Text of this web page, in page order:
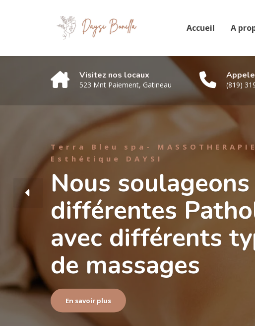
Accueil A
Visitez nos locaux
523 Mnt Paiement, Gatineau (819)
MASSOTHERAPIE DAYSI
Nous offrons
types de